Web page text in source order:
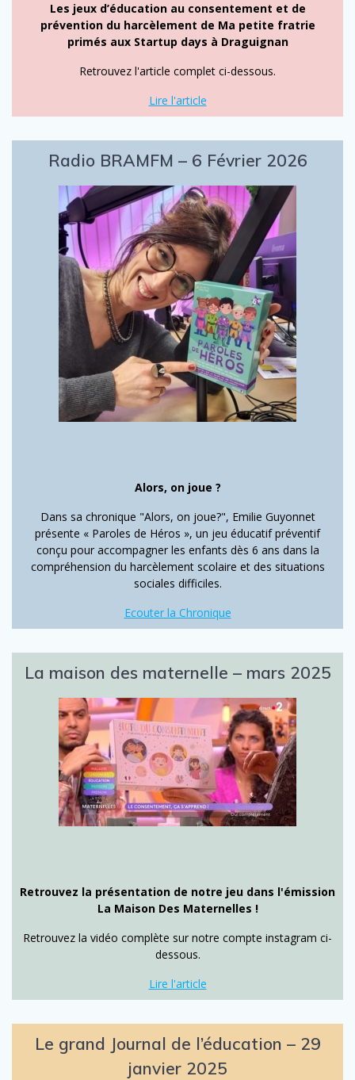
Les jeux d’éducation au consentement et de
prévention du harcèlement de Ma petite fratrie
primés aux Startup days à Draguignan
Retrouvez l'article complet ci-dessous.
Lire l'article
Radio BRAMFM – 6 Février 2026
Alors, on joue ?
Dans sa chronique "Alors, on joue?", Emilie Guyonnet
présente « Paroles de Héros », un jeu éducatif préventif
conçu pour accompagner les enfants dès 6 ans dans la
compréhension du harcèlement scolaire et des situations
sociales difficiles.
Ecouter la Chronique
La maison des maternelle – mars 2025
Retrouvez la présentation de notre jeu dans l'émission
La Maison Des Maternelles !
Retrouvez la vidéo complète sur notre compte instagram ci-
dessous.
Lire l'article
Le grand Journal de l’éducation – 29
janvier 2025